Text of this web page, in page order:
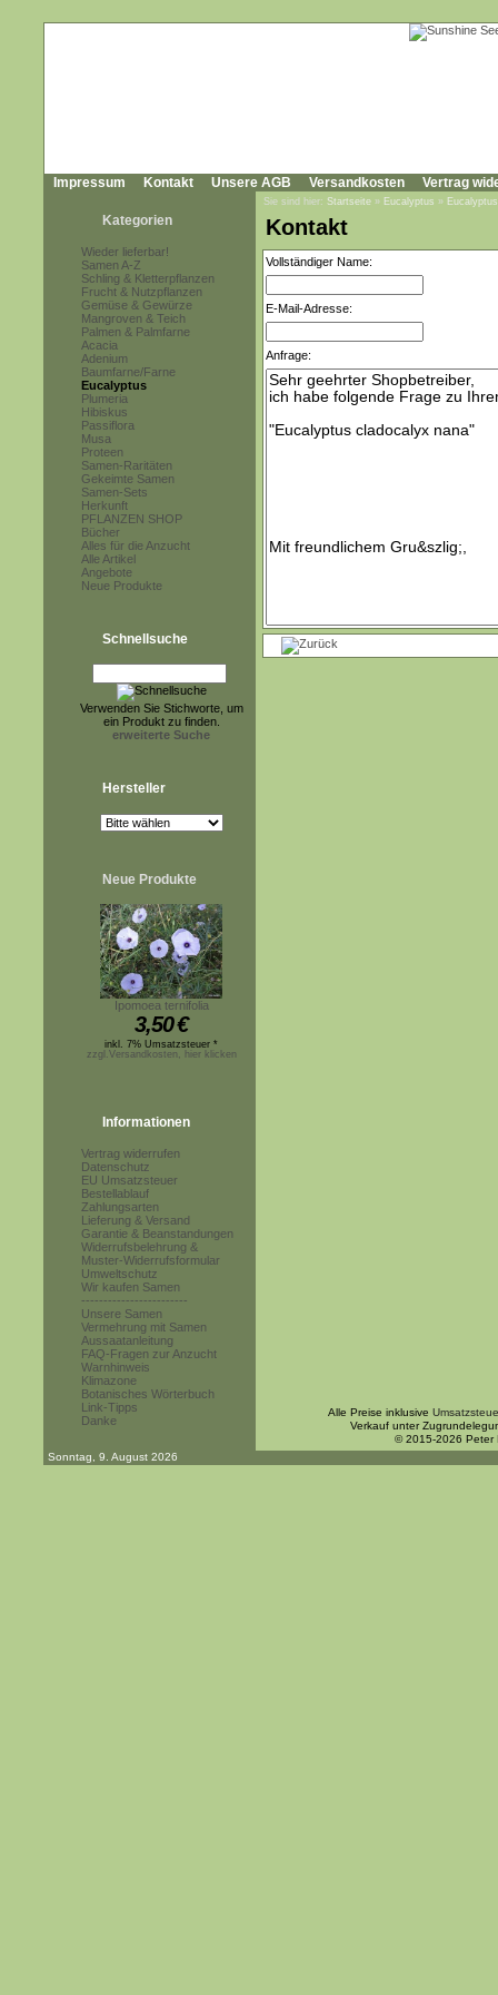
Impressum Kontakt Unsere AGB Versandkosten Vertrag
Kategorien
Wieder lieferbar!
Samen A-Z
Schling & Kletterpflanzen
Frucht & Nutzpflanzen
Gemüse & Gewürze
Mangroven & Teich
Palmen & Palmfarne
Acacia
Adenium
Baumfarne/Farne
Eucalyptus
Plumeria
Hibiskus
Passiflora
Musa
Proteen
Samen-Raritäten
Gekeimte Samen
Samen-Sets
Herkunft
PFLANZEN SHOP
Bücher
Alles für die Anzucht
Alle Artikel
Angebote
Neue Produkte
Schnellsuche
Verwenden Sie Stichworte, um
ein Produkt zu finden.
erweiterte Suche
Hersteller
Neue Produkte
Ipomoea ternifolia
3,50€
inkl. 7% Umsatzsteuer *
zzgl.Versandkosten, hier klicken
Informationen
Vertrag widerrufen
Datenschutz
EU Umsatzsteuer
Bestellablauf
Zahlungsarten
Lieferung & Versand
Garantie & Beanstandungen
Widerrufsbelehrung &
Muster-Widerrufsformular
Umweltschutz
Wir kaufen Samen
------------------------
Unsere Samen
Vermehrung mit Samen
Aussaatanleitung
FAQ-Fragen zur Anzucht
Warnhinweis
Klimazone
Botanisches Wörterbuch
Link-Tipps
Danke
Sie sind hier: Startseite » Eucalyptus »
Kontakt
Vollständiger Name:
E-Mail-Adresse:
Anfrage:
Alle Preise inklusive
Verkauf unter
© 2015-2026 Peter
Sonntag, 9. August 2026